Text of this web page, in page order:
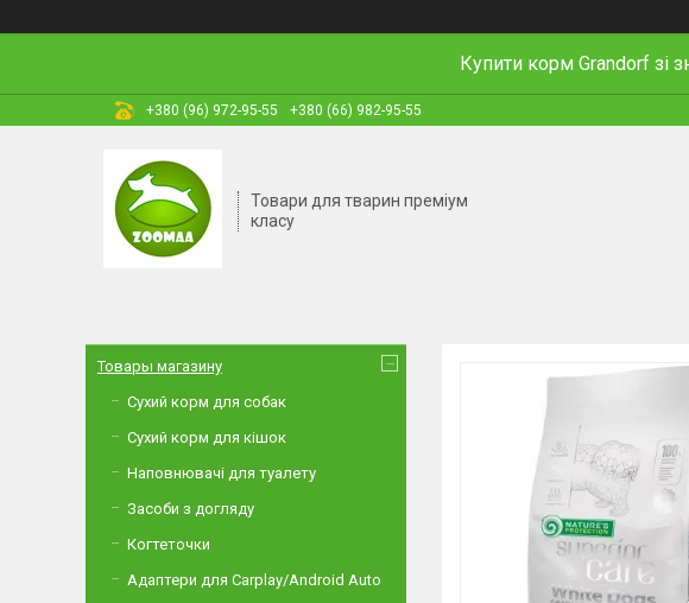
Купити корм Grandorf зі
+380 (96) 972-95-55 +380 (66) 982-95-55
Товари для тварин преміум
класу
Товары магазину
Сухий корм для собак
Сухий корм для кішок
Наповнювачі для туалету
Засоби з догляду
Когтеточки
Адаптери для Carplay/Android Auto